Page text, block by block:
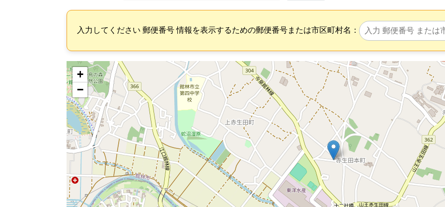
入力してください 郵便番号 情報を表示するための郵便番号または市区町村名：
+
−